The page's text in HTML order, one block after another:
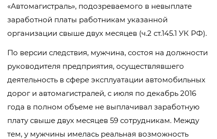
«Автомагистраль», подозреваемого в невыплате
заработной платы работникам указанной
организации свыше двух месяцев (ч.2 ст.145.1 УК РФ).
По версии следствия, мужчина, состоя на должности
руководителя предприятия, осуществлявшего
деятельность в сфере эксплуатации автомобильных
дорог и автомагистралей, с июля по декабрь 2016
года в полном объеме не выплачивал заработную
плату свыше двух месяцев 59 сотрудникам. Между
тем, у мужчины имелась реальная возможность